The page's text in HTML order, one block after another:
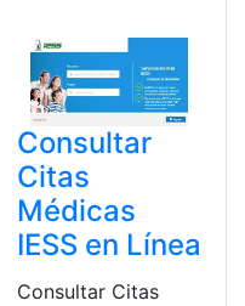
Consultar
Citas
Médicas
IESS en Línea
Consultar Citas